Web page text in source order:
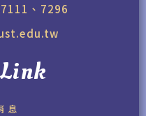
、7296
息